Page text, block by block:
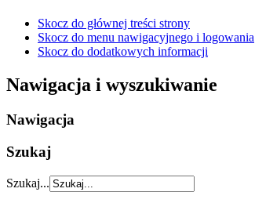
Skocz do głównej treści strony
Skocz do menu nawigacyjnego i logowania
Skocz do dodatkowych informacji
Nawigacja i wyszukiwanie
Nawigacja
Szukaj
Szukaj...